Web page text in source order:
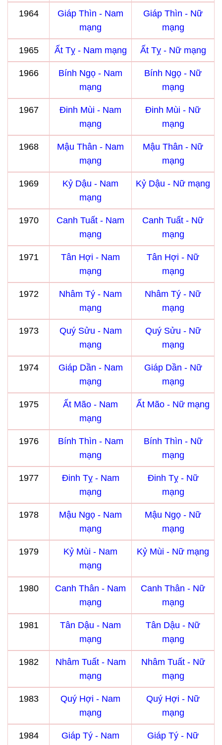
1964
Giáp Thìn - Nam
mạng
Giáp Thìn - Nữ
mạng
1965 Ất Tỵ - Nam mạng Ất Tỵ - Nữ mạng
1966
Bính Ngọ - Nam
mạng
Bính Ngọ - Nữ
mạng
1967
Đinh Mùi - Nam
mạng
Đinh Mùi - Nữ
mạng
1968
Mậu Thân - Nam
mạng
Mậu Thân - Nữ
mạng
1969
Kỷ Dậu - Nam
mạng
Kỷ Dậu - Nữ mạng
1970
Canh Tuất - Nam
mạng
Canh Tuất - Nữ
mạng
1971
Tân Hợi - Nam
mạng
Tân Hợi - Nữ
mạng
1972
Nhâm Tý - Nam
mạng
Nhâm Tý - Nữ
mạng
1973
Quý Sửu - Nam
mạng
Quý Sửu - Nữ
mạng
1974
Giáp Dần - Nam
mạng
Giáp Dần - Nữ
mạng
1975
Ất Mão - Nam
mạng
Ất Mão - Nữ mạng
1976
Bính Thìn - Nam
mạng
Bính Thìn - Nữ
mạng
1977
Đinh Tỵ - Nam
mạng
Đinh Tỵ - Nữ
mạng
1978
Mậu Ngọ - Nam
mạng
Mậu Ngọ - Nữ
mạng
1979
Kỷ Mùi - Nam
mạng
Kỷ Mùi - Nữ mạng
1980
Canh Thân - Nam
mạng
Canh Thân - Nữ
mạng
1981
Tân Dậu - Nam
mạng
Tân Dậu - Nữ
mạng
1982
Nhâm Tuất - Nam
mạng
Nhâm Tuất - Nữ
mạng
1983
Quý Hợi - Nam
mạng
Quý Hợi - Nữ
mạng
1984
Giáp Tý - Nam
Giáp Tý - Nữ